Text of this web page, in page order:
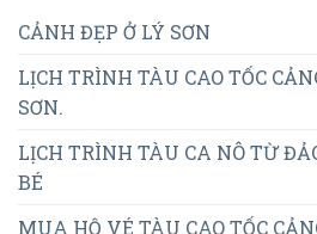
CẢNH ĐẸP Ở LÝ SƠN
LỊCH TRÌNH TÀU CAO TỐC
SƠN.
LỊCH TRÌNH TÀU CA NÔ TỪ
BÉ
MUA HỘ VÉ TÀU CAO TỐC